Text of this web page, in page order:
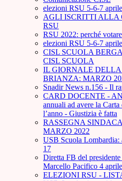
elezioni RSU 5-6-7
AGLI ISCRITTI ALLA
RSU
RSU 2022: perché
elezioni RSU 5-6-7
CISL SCUOLA
CISL SCUOLA
IL GIORNALE
BRIANZA: MARZO
Snadir News n.156 - Il
CARD DOCENTE -
annuali ad avere la
l’anno - Giustizia è fatta
RASSEGNA
MARZO 2022
USB Scuola Lombardia:
17
Diretta FB del
Marcello Pacifico 4
ELEZIONI RSU -